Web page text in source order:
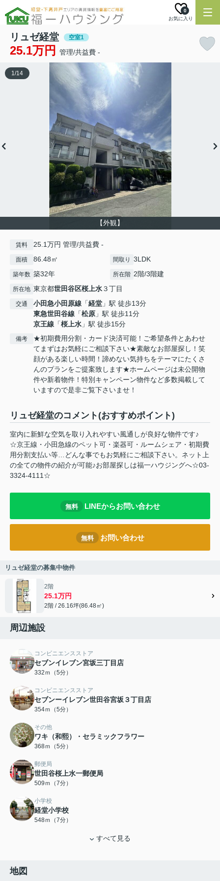
お気に入り
0
リュゼ経堂 空室1
25.1万円 管理/共益費 -
【外観】
1/14
賃料 25.1万円 管理/共益費 -
面積 86.48㎡ 間取り 3LDK
築年数 築32年 所在階 2階/3階建
所在地 東京都世田谷区桜上水３丁目
交通 小田急小田原線 「経堂 」駅 徒歩13分
東急世田谷線 「松原 」駅 徒歩11分
京王線 「桜上水 」駅 徒歩15分
備考
★初期費用分割・カード決済可能！ご希望条件とあわせ
てまずはお気軽にご相談下さい★素敵なお部屋探し！笑
顔がある楽しい時間！諦めない気持ちをテーマにたくさ
んのプランをご提案致します★ホームページは未公開物
件や新着物件！特別キャンペーン物件など多数掲載して
いますので是非ご覧下さいませ！
リュゼ経堂のコメント(おすすめポイント)
室内に新鮮な空気を取り入れやすい風通しが良好な物件です♪
☆京王線・小田急線のペット可・楽器可・ルームシェア・初期費
用分割支払い等…どんな事でもお気軽にご相談下さい。ネット上
の全ての物件の紹介が可能♪お部屋探しは福一ハウジングへ☆03-
3324-4111☆
無料 LINEからお問い合わせ
無料 お問い合わせ
リュゼ経堂の募集中物件
2階
25.1万円
2階 / 26.16坪(86.48㎡)
周辺施設
コンビニエンスストア
セブンイレブン宮坂三丁目店
332ｍ（5分）
コンビニエンスストア
セブンーイレブン世田谷宮坂３丁目店
354ｍ（5分）
その他
ワキ（和熙）・セラミックフラワー
368ｍ（5分）
郵便局
世田谷桜上水一郵便局
509ｍ（7分）
小学校
経堂小学校
548ｍ（7分）
すべて見る
地図